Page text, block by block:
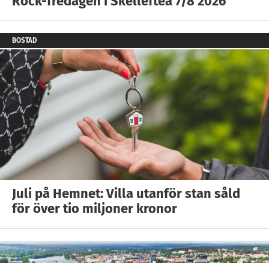
BOSTAD
Juli på Hemnet: Villa utanför stan såld
för över tio miljoner kronor